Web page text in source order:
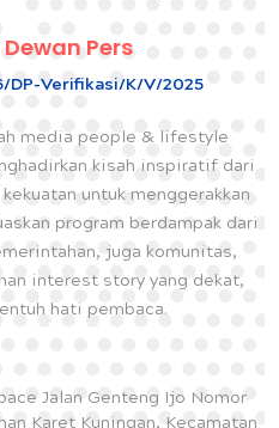
Pers
DP-Verifikasi/K/V/2025
media people & lifestyle
kisah inspiratif dari
untuk menggerakkan
program berdampak dari
juga komunitas,
interest story yang dekat,
hati pembaca.
Jalan Genteng Ijo Nomor
Karet Kuningan, Kecamatan